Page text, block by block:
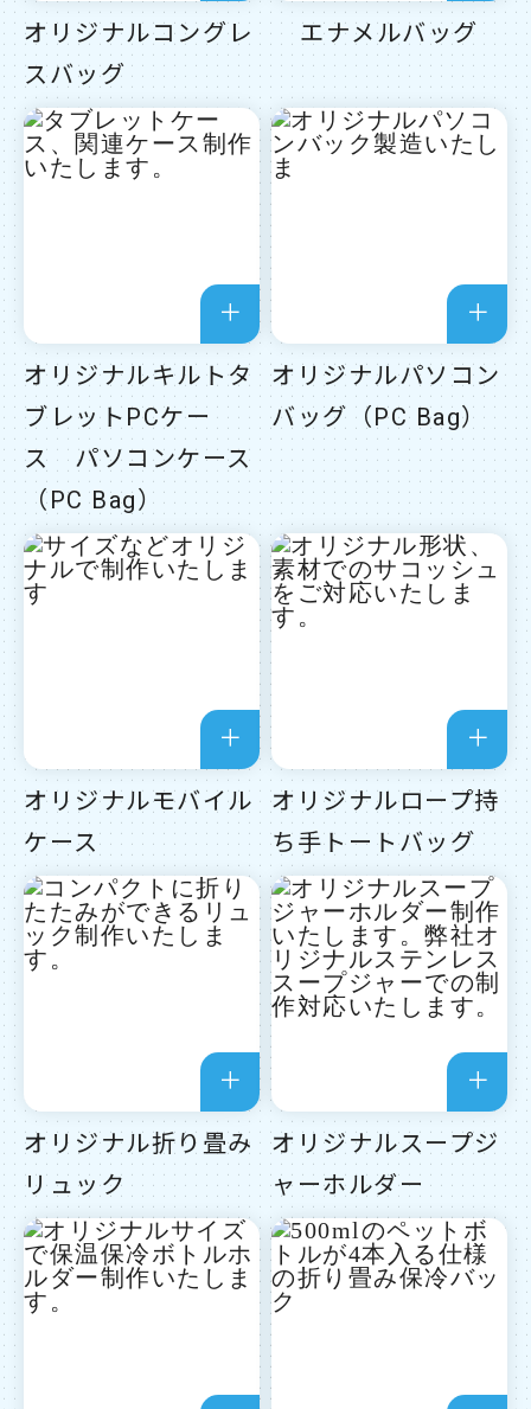
オリジナルコングレ
スバッグ
エナメルバッグ
オリジナルキルトタ
ブレットPCケー
ス パソコンケース
（PC Bag）
オリジナルパソコン
バッグ（PC Bag）
オリジナルモバイル
ケース
オリジナルロープ持
ち手トートバッグ
オリジナル折り畳み
リュック
オリジナルスープジ
ャーホルダー